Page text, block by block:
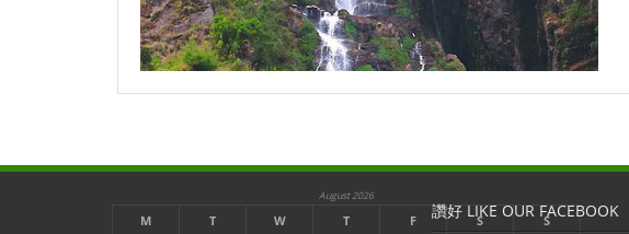
August 2026
M T W T F S S
讚好 LIKE OUR FACEBOOK